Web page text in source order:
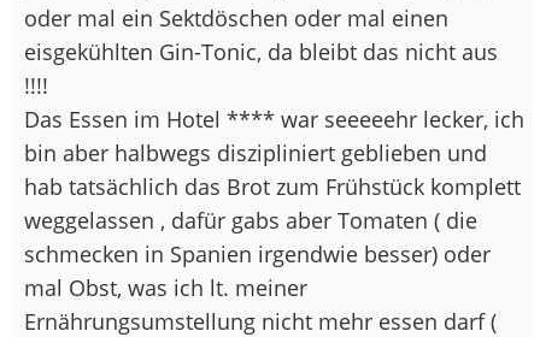
oder mal ein Sektdöschen oder mal einen
eisgekühlten Gin-Tonic, da bleibt das nicht aus
!!!!
Das Essen im Hotel **** war seeeeehr lecker, ich
bin aber halbwegs diszipliniert geblieben und
hab tatsächlich das Brot zum Frühstück komplett
weggelassen , dafür gabs aber Tomaten ( die
schmecken in Spanien irgendwie besser) oder
mal Obst, was ich lt. meiner
Ernährungsumstellung nicht mehr essen darf (